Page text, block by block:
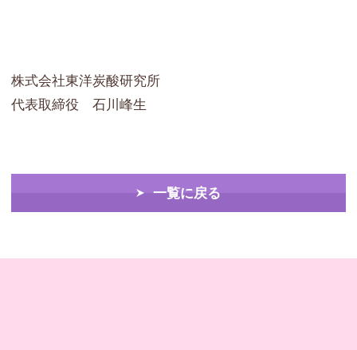
株式会社東洋炭酸研究所
代表取締役 石川峰生
一覧に戻る